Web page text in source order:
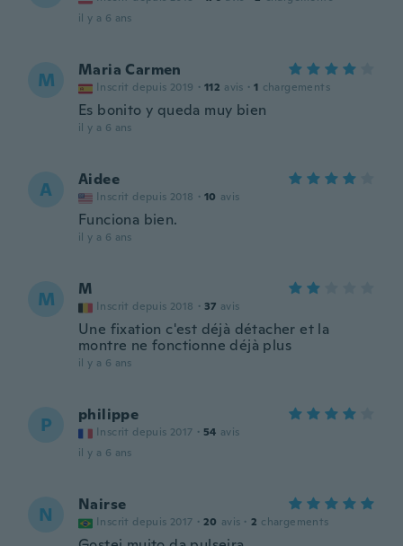
il y a 6 ans
M Maria Carmen
Inscrit depuis 2019 · 112 avis · 1 chargements
Es bonito y queda muy bien
il y a 6 ans
A Aidee
Inscrit depuis 2018 · 10 avis
Funciona bien.
il y a 6 ans
M M
Inscrit depuis 2018 · 37 avis
Une fixation c'est déjà détacher et la
montre ne fonctionne déjà plus
il y a 6 ans
P philippe
Inscrit depuis 2017 · 54 avis
il y a 6 ans
N Nairse
Inscrit depuis 2017 · 20 avis · 2 chargements